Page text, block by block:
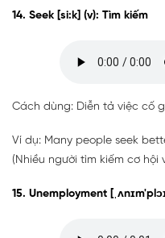
14. Seek [si:k] (v): Tìm kiếm
Cách dùng: Diễn tả việc cố
Ví dụ: Many people seek
(Nhiều người tìm kiếm cơ hội
15. Unemployment